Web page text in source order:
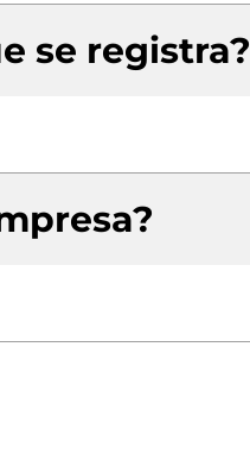
se registra?